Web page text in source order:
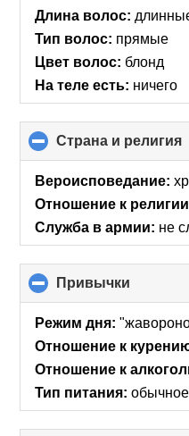
Длина волос:
Тип волос: прямые
Цвет волос: блонд
На теле есть: ничего
Страна и религия
Вероисповедание:
Отношение к
Служба в армии: не
Привычки
to
collapse
Режим дня:
Отношение к
Отношение к
Тип питания: обычное